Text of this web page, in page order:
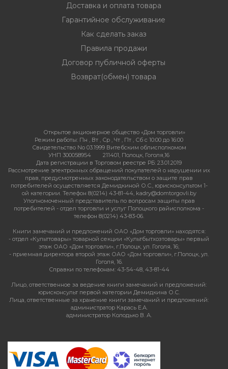
Доставка и оплата товара
Гарантийное обслуживание
Как сделать заказ
Правила продажи
Договор публичной оферты
Возврат(обмен) товара
Открытое акционерное общество «Дом торговли»
Режим работы: Пн , Вт , Ср , Чт , Пт , Сб c 10:00 до 16:00
Свидетельство No 03.1999 Витебским облисполкомом
УНП 300058954
211401, Полоцк, Гоголя,16
Дата регистрации в Торговом реестре РБ: 23.01.2019
Рассмотрение электронных обращений покупателей о нарушении их
прав, предусмотренных законодательством о защите прав
потребителей осуществляется Демидкиной О.С., юрисконсультом 1-
ой категории. Телефон 8(0214) 43-81-44, kadry@domtorgovli.by
Уполномоченный представитель по вопросам защиты прав
потребителей - отдел торговли и услуг Полоцкого райисполкома -
телефон 8(0214) 43-83-06.
Книги замечаний и предложений ОАО «Дом торговли» находятся:
- отдел «Культтовары» товарной секции «Культбытхозтовары» первый
этаж ОАО «Дом торговли», г.Полоцк, ул. Гоголя, 16;
- приемная директора второй этаж ОАО «Дом торговли», г.Полоцк, ул.
Гоголя, 16.
Справки по телефонам: 43-54-48, 43-81-44
Лицо, ответственное за ведение книги замечаний и предложений:
юрисконсульт первой категории Демидкина О.С.
Лица, ответственные за хранение книги замечаний и предложений:
администратор Карась Е.А.
администратор Колодько В. А.